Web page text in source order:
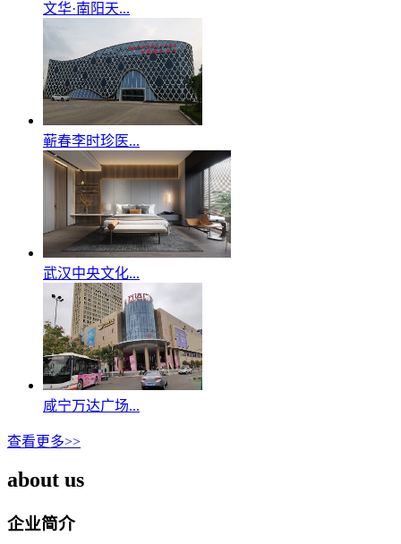
文华·南阳天...
蕲春李时珍医...
武汉中央文化...
咸宁万达广场...
查看更多>>
about us
企业简介